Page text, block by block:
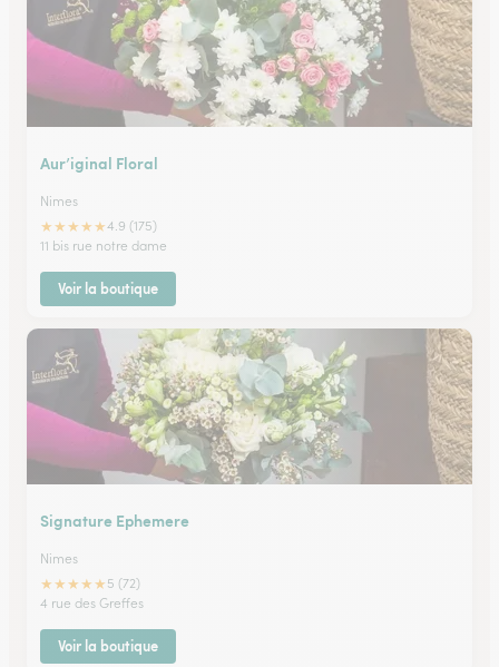
Aur’iginal Floral
Nimes
★★★★★4.9 (175)
11 bis rue notre dame
Voir la boutique
Signature Ephemere
Nimes
★★★★★ 5 (72)
4 rue des Greffes
Voir la boutique